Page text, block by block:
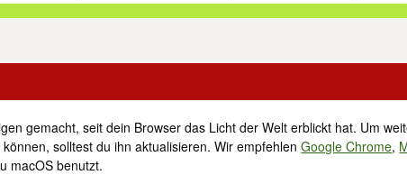
gemacht, seit dein Browser das Licht der Welt erblickt hat. Um
solltest du ihn aktualisieren. Wir empfehlenGoogle Chrome,
macOS benutzt.